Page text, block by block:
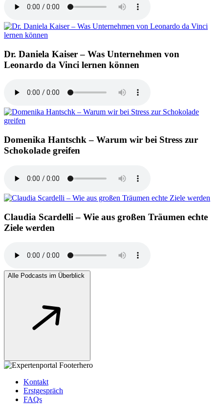
Dr. Daniela Kaiser – Was Unternehmen von
Leonardo da Vinci lernen können
Domenika Hantschk – Warum wir bei Stress zur
Schokolade greifen
Claudia Scardelli – Wie aus großen Träumen echte
Ziele werden
Alle Podcasts im Überblick
Kontakt
Erstgespräch
FAQs